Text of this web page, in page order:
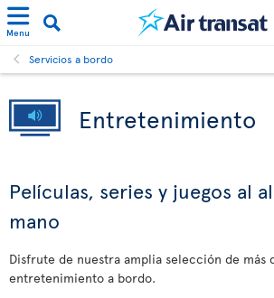
Menu
Servicios a bordo
Entretenimiento
Películas, series y juegos al
mano
Disfrute de nuestra amplia selección de más
entretenimiento a bordo.